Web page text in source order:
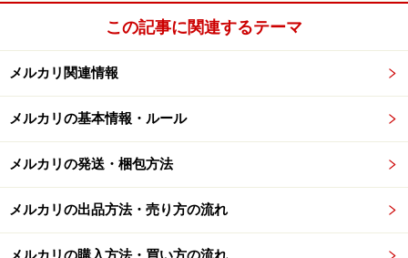
メルカリのヘビーユーザーは、取引商品が多くなって、
見落としが生じることがあります。購入者からメッセー
ジを送れば気付いて発送してくれるはずです。
■商品にトラブルが発生した
きてしまった場合、その商品を発送するわけにはいきま
せん。理由を説明して購入者の了承を得れば、きちんと
この記事に関連するテーマ
メルカリ関連情報
メルカリの基本情報・ルール
メルカリの発送・梱包方法
メルカリの出品方法・売り方の流れ